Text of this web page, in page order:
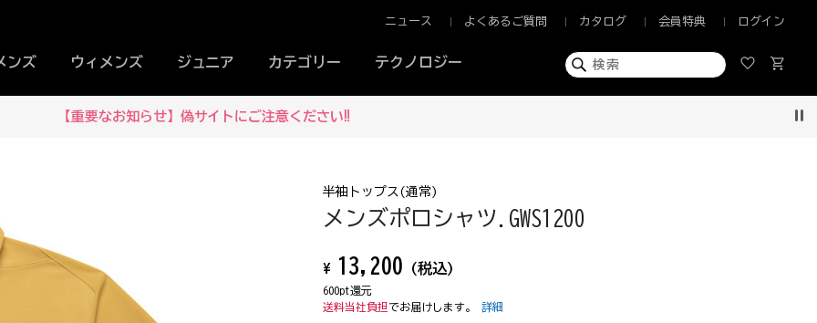
ンズ ウィメンズ ジュニア カテゴリー テクノロジー
ニュース よくあるご質問 カタログ 会員特典 ログイン
メルマガ登録でお得な情報をいち早くお届け！
半袖トップス(通常)
メンズポロシャツ.GWS1200
¥ 13,200 (税込)
600pt還元
送料当社負担 でお届けします。詳細